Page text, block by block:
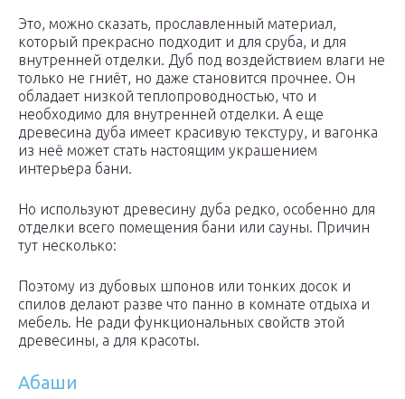
Это, можно сказать, прославленный материал,
который прекрасно подходит и для сруба, и для
внутренней отделки. Дуб под воздействием влаги не
только не гниёт, но даже становится прочнее. Он
обладает низкой теплопроводностью, что и
необходимо для внутренней отделки. А еще
древесина дуба имеет красивую текстуру, и вагонка
из неё может стать настоящим украшением
интерьера бани.
Но используют древесину дуба редко, особенно для
отделки всего помещения бани или сауны. Причин
тут несколько:
Поэтому из дубовых шпонов или тонких досок и
спилов делают разве что панно в комнате отдыха и
мебель. Не ради функциональных свойств этой
древесины, а для красоты.
Абаши